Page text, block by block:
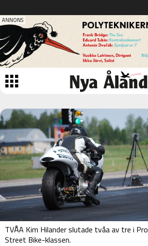
TVÅA Kim Hilander slutade tvåa av tre i Pro
Street Bike-klassen.